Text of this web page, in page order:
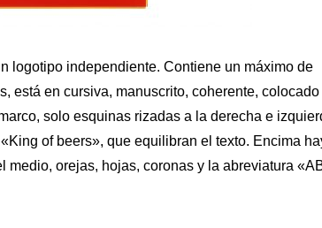
logotipo independiente. Contiene un máximo de
está en cursiva, manuscrito, coherente, colocado
solo esquinas rizadas a la derecha e
of beers», que equilibran el texto. Encima
medio, orejas, hojas, coronas y la abreviatura